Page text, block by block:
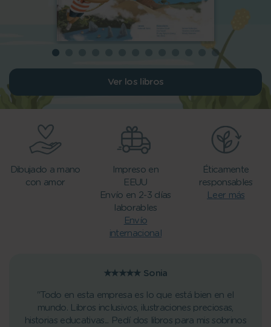
Ver los libros
Dibujado a mano
con amor
Impreso en
EEUU
Envío en 2-3 días
laborables
Envío
internacional
Éticamente
responsables
Leer más
★★★★★ Sonia
"Todo en esta empresa es lo que está bien en el
mundo. Libros inclusivos, ilustraciones preciosas,
historias educativas... Pedí dos libros para mis sobrinos